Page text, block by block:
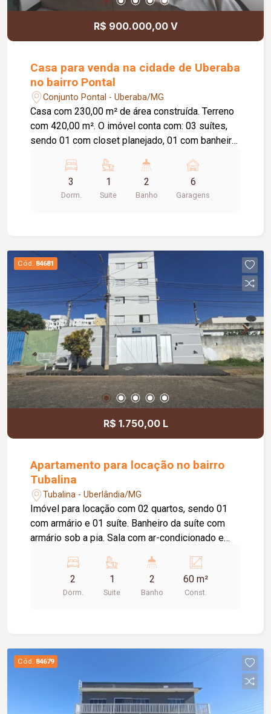
R$ 900.000,00 V
Casa para venda na cidade de Uberaba
no bairro Pontal
Conjunto Pontal - Uberaba/MG
Casa com 230,00 m² de área construída. Terreno
com 420,00 m². O imóvel conta com: 03 suítes,
sendo 01 com closet planejado, 01 com banheira
Lavabo; Cozinha americana com móveis
planejados; Despensa integrada à lavanderia;
Área gourmet com piscina; Espaço para
alumínio; Persianas com cortinas elétricas em
todos os quartos; Portão basculante em alumínio
com 4,00 metros; Piscina de 2,50 x 6,00 metros;
Pergolado em aroeira e ipê; Aquecimento solar
em todas as torneiras e chuveiros; Projeto
moderno com ambientes amplos, integrados e
excelente padrão de acabamento.
3
Dorm.
1
Suite
2
Banho
6
Garagens
Cód. 84681
R$ 1.750,00 L
Apartamento para locação no bairro
Tubalina
Tubalina - Uberlândia/MG
Imóvel para locação com 02 quartos, sendo 01
com armário e 01 suíte. Banheiro da suíte com
armário sob a pia. Sala com ar-condicionado e
serviço. 01 banheiro social com armário sob a
pia. Prédio com elevador e 01 vaga de
estacionamento.
2
Dorm.
1
Suite
2
Banho
60 m²
Const.
Cód. 84679